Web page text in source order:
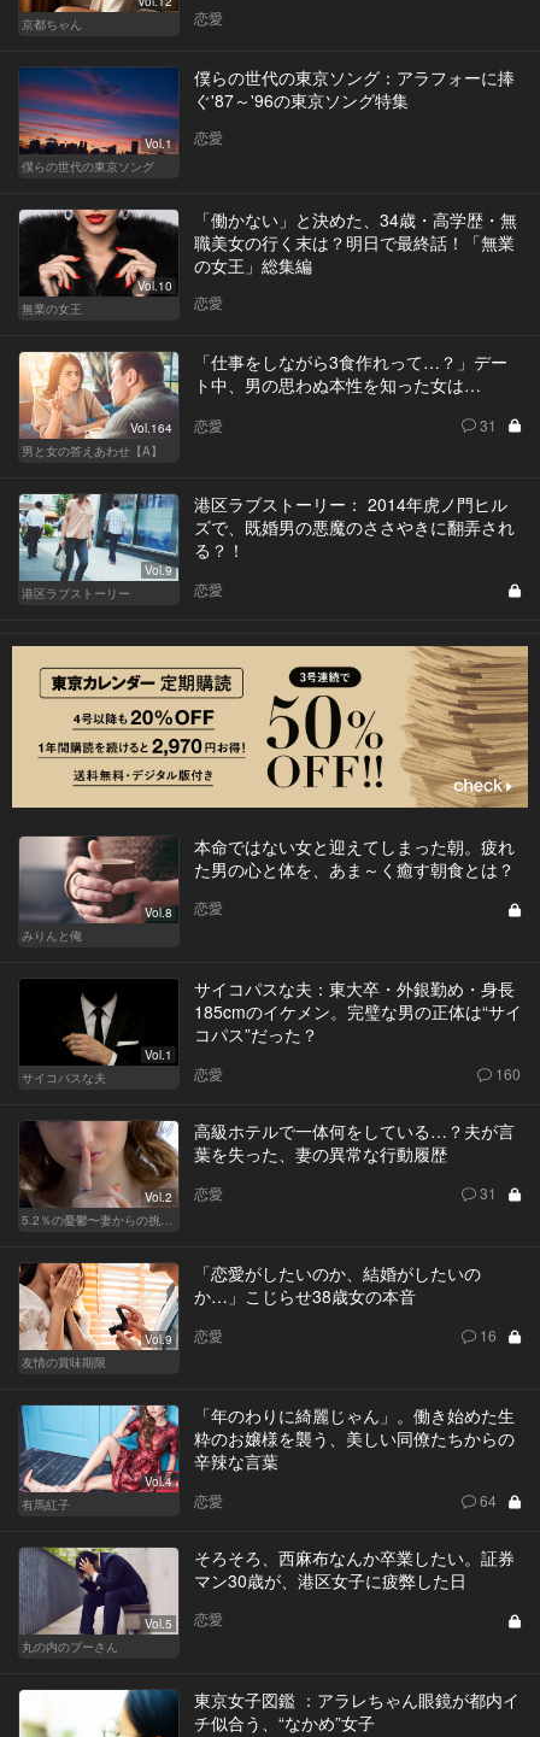
京都ちゃん
恋愛
Vol.1
僕らの世代の東京ソング
僕らの世代の東京ソング：アラフォーに捧
ぐ'87～'96の東京ソング特集
恋愛
Vol.10
無業の女王
「働かない」と決めた、34歳・高学歴・無
職美女の行く末は？明日で最終話！「無業
の女王」総集編
恋愛
Vol.164
男と女の答えあわせ【A】
「仕事をしながら3食作れって…？」デー
ト中、男の思わぬ本性を知った女は…
恋愛 31
Vol.9
港区ラブストーリー
港区ラブストーリー： 2014年虎ノ門ヒル
ズで、既婚男の悪魔のささやきに翻弄され
る？！
恋愛
Vol.8
みりんと俺
本命ではない女と迎えてしまった朝。疲れ
た男の心と体を、あま～く癒す朝食とは？
恋愛
Vol.1
サイコパスな夫
サイコパスな夫：東大卒・外銀勤め・身長
185cmのイケメン。完璧な男の正体は“サイ
コパス”だった？
恋愛 160
Vol.2
高級ホテルで一体何をしている…？夫が言
葉を失った、妻の異常な行動履歴
恋愛 31
Vol.9
友情の賞味期限
「恋愛がしたいのか、結婚がしたいの
か…」こじらせ38歳女の本音
恋愛 16
Vol.4
有馬紅子
「年のわりに綺麗じゃん」。働き始めた生
粋のお嬢様を襲う、美しい同僚たちからの
辛辣な言葉
恋愛 64
Vol.5
丸の内のプーさん
そろそろ、西麻布なんか卒業したい。証券
マン30歳が、港区女子に疲弊した日
恋愛
東京女子図鑑 ：アラレちゃん眼鏡が都内イ
チ似合う、“なかめ”女子